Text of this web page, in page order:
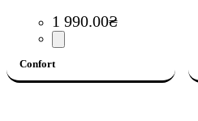
1 990.00₴
Confort